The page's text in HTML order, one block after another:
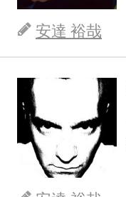
安達 裕哉